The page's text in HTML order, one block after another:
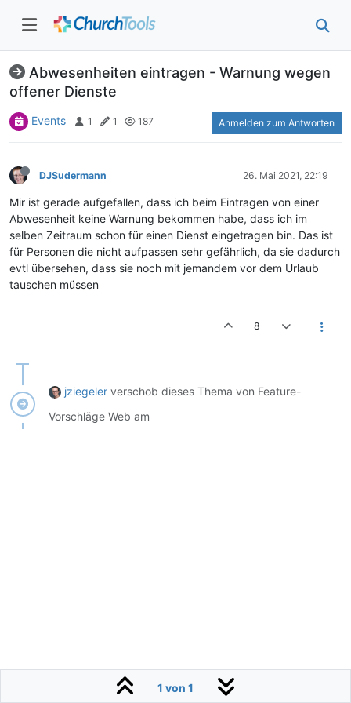
Abwesenheiten eintragen - Warnung wegen
offener Dienste
Events 1 1 187 Anmelden zum Antworten
DJSudermann 26. Mai 2021, 22:19
Mir ist gerade aufgefallen, dass ich beim Eintragen von einer
Abwesenheit keine Warnung bekommen habe, dass ich im
selben Zeitraum schon für einen Dienst eingetragen bin. Das ist
für Personen die nicht aufpassen sehr gefährlich, da sie dadurch
evtl übersehen, dass sie noch mit jemandem vor dem Urlaub
tauschen müssen
8
jziegeler verschob dieses Thema von Feature-
Vorschläge Web am
1 von 1